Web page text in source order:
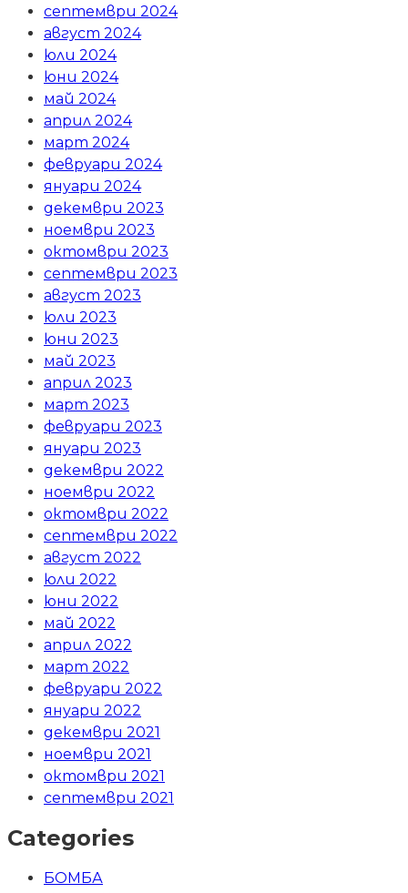
септември 2024
август 2024
юли 2024
юни 2024
май 2024
април 2024
март 2024
февруари 2024
януари 2024
декември 2023
ноември 2023
октомври 2023
септември 2023
август 2023
юли 2023
юни 2023
май 2023
април 2023
март 2023
февруари 2023
януари 2023
декември 2022
ноември 2022
октомври 2022
септември 2022
август 2022
юли 2022
юни 2022
май 2022
април 2022
март 2022
февруари 2022
януари 2022
декември 2021
ноември 2021
октомври 2021
септември 2021
Categories
БОМБА